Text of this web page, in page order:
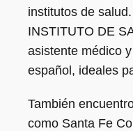
institutos de
INSTITUTO DE
asistente médico
español, ideales
También
como Santa Fe